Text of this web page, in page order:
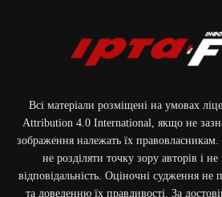
Фото: наслідки російської атаки на
Всі матеріали розміщені на умовах
Attribution 4.0 International, якщо не
зображення належать їх
не розділяти точку зору авторів і не
відповідальність. Оціночні судження не
та доведенню їх правдивості. За